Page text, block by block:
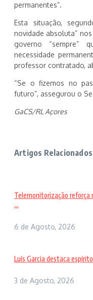
permanentes”.
Esta situação,
novidade absoluta”
governo “sempre”
necessidade
professor contratado,
“Se o fizemos no
futuro”, assegurou o
GaCS/RL Açores
Artigos Relacionados
Telemonitorização reforça
...
6 de Agosto, 2026
Luís Garcia destaca
3 de Agosto, 2026